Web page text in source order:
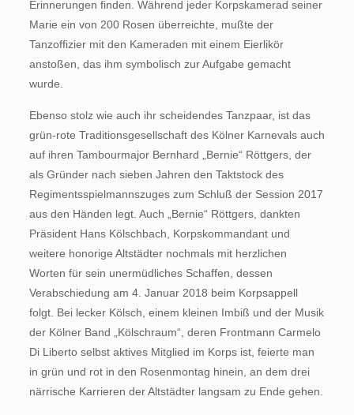
Erinnerungen finden. Während jeder Korpskamerad seiner
Marie ein von 200 Rosen überreichte, mußte der
Tanzoffizier mit den Kameraden mit einem Eierlikör
anstoßen, das ihm symbolisch zur Aufgabe gemacht
wurde.
Ebenso stolz wie auch ihr scheidendes Tanzpaar, ist das
grün-rote Traditionsgesellschaft des Kölner Karnevals auch
auf ihren Tambourmajor Bernhard „Bernie“ Röttgers, der
als Gründer nach sieben Jahren den Taktstock des
Regimentsspielmannszuges zum Schluß der Session 2017
aus den Händen legt. Auch „Bernie“ Röttgers, dankten
Präsident Hans Kölschbach, Korpskommandant und
weitere honorige Altstädter nochmals mit herzlichen
Worten für sein unermüdliches Schaffen, dessen
Verabschiedung am 4. Januar 2018 beim Korpsappell
folgt. Bei lecker Kölsch, einem kleinen Imbiß und der Musik
der Kölner Band „Kölschraum“, deren Frontmann Carmelo
Di Liberto selbst aktives Mitglied im Korps ist, feierte man
in grün und rot in den Rosenmontag hinein, an dem drei
närrische Karrieren der Altstädter langsam zu Ende gehen.